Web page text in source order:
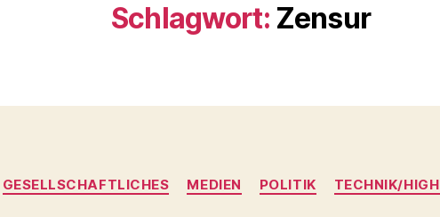
Schlagwort: Zensur
Kategorien
GESELLSCHAFTLICHES MEDIEN POLITIK TECHNIK/